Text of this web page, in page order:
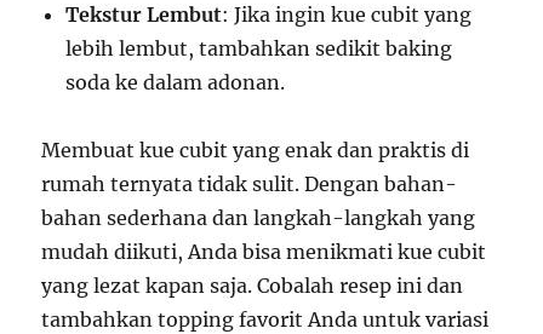
Tekstur Lembut: Jika ingin kue cubit yang
lebih lembut, tambahkan sedikit baking
soda ke dalam adonan.
Membuat kue cubit yang enak dan praktis di
rumah ternyata tidak sulit. Dengan bahan-
bahan sederhana dan langkah-langkah yang
mudah diikuti, Anda bisa menikmati kue cubit
yang lezat kapan saja. Cobalah resep ini dan
tambahkan topping favorit Anda untuk variasi